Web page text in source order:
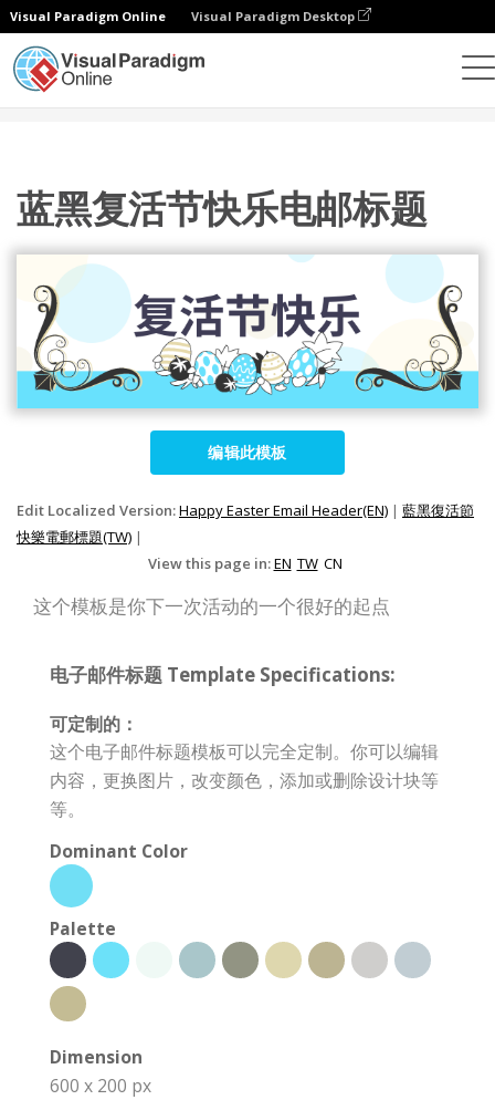
Visual Paradigm Online Visual Paradigm Desktop
蓝黑复活节快乐电邮标题
编辑此模板
Edit Localized Version:Happy Easter Email Header(EN) | 藍黑復活節
快樂電郵標題(TW) |
View this page in:EN TW CN
这个模板是你下一次活动的一个很好的起点
电子邮件标题 Template Specifications:
可定制的：
这个电子邮件标题模板可以完全定制。你可以编辑
内容，更换图片，改变颜色，添加或删除设计块等
等。
Dominant Color
Palette
Dimension
600 x 200 px